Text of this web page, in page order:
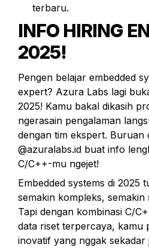
terbaru.
INFO HIRING
2025!
Pengen belajar embedded
expert? Azura Labs lagi
2025! Kamu bakal dikasih
ngerasain pengalaman
dengan tim ekspert. Buruan
@azuralabs.id buat info
C/C++-mu ngejet!
Embedded systems di 2025
semakin kompleks,
Tapi dengan kombinasi C/
data riset terpercaya, kamu
inovatif yang nggak sekadar